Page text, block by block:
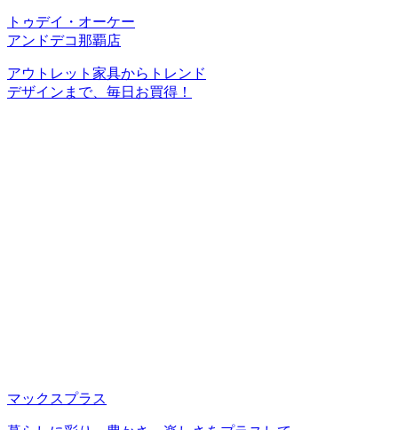
トゥデイ・オーケー
アンドデコ那覇店
アウトレット家具からトレンド
デザインまで、毎日お買得！
マックスプラス